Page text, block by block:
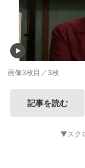
画像3枚目／3枚
記事を読む
▼スク